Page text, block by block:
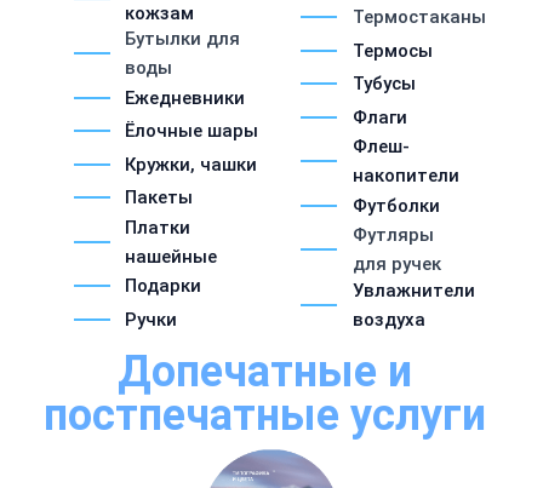
кожзам
Бутылки для
воды
Ежедневники
Ёлочные шары
Кружки, чашки
Пакеты
Платки
нашейные
Подарки
Ручки
Термостаканы
Термосы
Тубусы
Флаги
Флеш-
накопители
Футболки
Футляры
для ручек
Увлажнители
воздуха
Допечатные и
постпечатные услуги